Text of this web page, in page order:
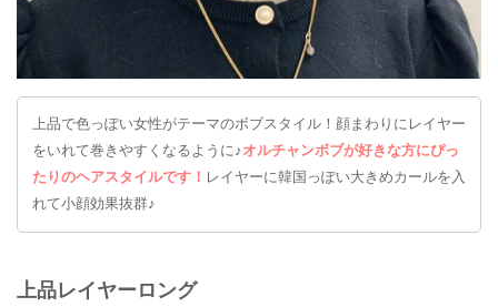
上品で色っぽい女性がテーマのボブスタイル！顔まわりにレイヤー
をいれて巻きやすくなるように♪オルチャンボブが好きな方にぴっ
たりのヘアスタイルです！ レイヤーに韓国っぽい大きめカールを入
れて小顔効果抜群♪
上品レイヤーロング